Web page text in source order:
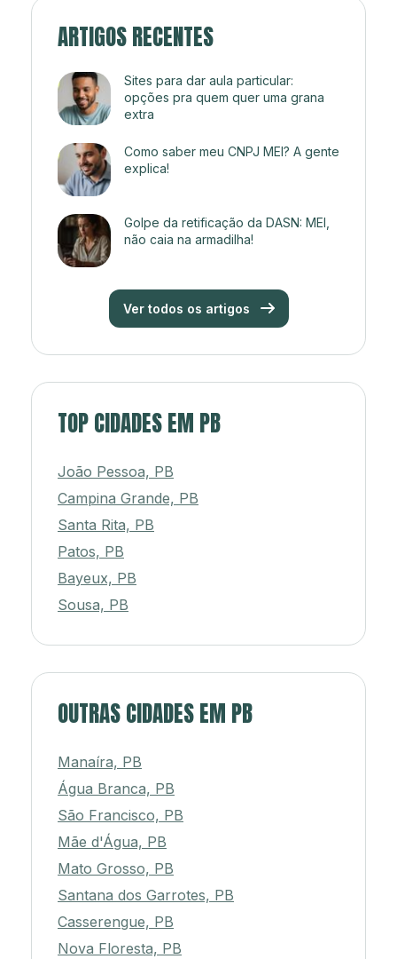
ARTIGOS RECENTES
Sites para dar aula particular:
opções pra quem quer uma grana
extra
Como saber meu CNPJ MEI? A gente
explica!
Golpe da retificação da DASN: MEI,
não caia na armadilha!
Ver todos os artigos
TOP CIDADES EM PB
João Pessoa, PB
Campina Grande, PB
Santa Rita, PB
Patos, PB
Bayeux, PB
Sousa, PB
OUTRAS CIDADES EM PB
Manaíra, PB
Água Branca, PB
São Francisco, PB
Mãe d'Água, PB
Mato Grosso, PB
Santana dos Garrotes, PB
Casserengue, PB
Nova Floresta, PB